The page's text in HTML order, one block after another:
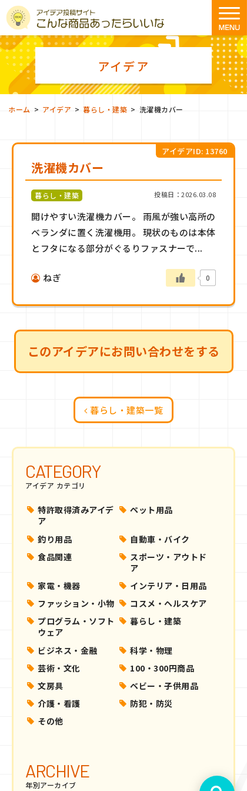
アイデア
ホーム > アイデア > 暮らし・建築 > 洗濯機カバー
洗濯機カバー
アイデアID: 13760
暮らし・建築 投稿日：2026.03.08
開けやすい洗濯機カバー。 雨風が強い高所の
ベランダに置く洗濯機用。 現状のものは本体
とフタになる部分がぐるりファスナーで...
ねぎ 0
このアイデアにお問い合わせをする
暮らし・建築一覧
CATEGORY
アイデア カテゴリ
特許取得済みアイデ
ア
ペット用品
釣り用品
自動車・バイク
食品関連
スポーツ・アウトド
ア
家電・機器
インテリア・日用品
ファッション・小物
コスメ・ヘルスケア
プログラム・ソフト
ウェア
暮らし・建築
ビジネス・金融
科学・物理
芸術・文化
100・300円商品
文房具
ベビー・子供用品
介護・看護
防犯・防災
その他
ARCHIVE
年別アーカイブ